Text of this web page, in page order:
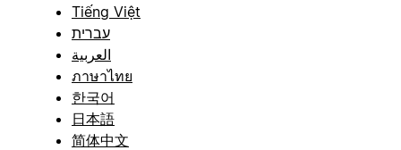
Tiếng Việt
עברית
العربية
ภาษาไทย
한국어
日本語
简体中文